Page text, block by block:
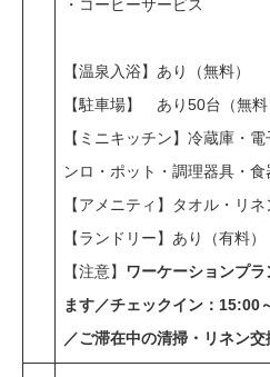
・コーヒーサービス
【温泉入浴】あり（無料）
【駐車場】 あり50台（無料
【ミニキッチン】冷蔵庫・
ンロ・ポット・調理器具・食
【アメニティ】タオル・リ
【ランドリー】あり（有料）
【注意】
ワーケーションプ
ます／チェックイン：15:00
／ご滞在中の清掃・リネン